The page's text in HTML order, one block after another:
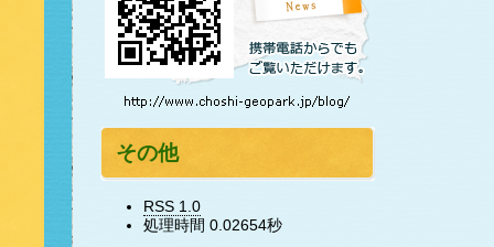
その他
RSS 1.0
処理時間 0.02654秒